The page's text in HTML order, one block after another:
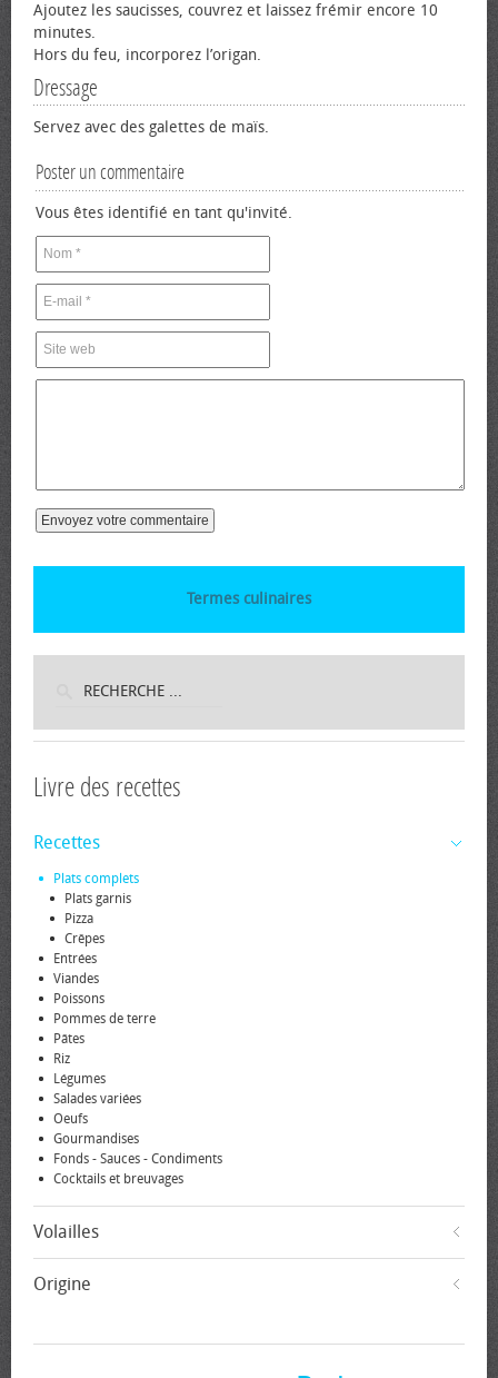
Ajoutez les saucisses, couvrez et laissez frémir encore 10
minutes.
Hors du feu, incorporez l’origan.
Dressage
Servez avec des galettes de maïs.
Poster un commentaire
Vous êtes identifié en tant qu'invité.
Termes culinaires
Livre des recettes
Recettes
Plats complets
Plats garnis
Pizza
Crêpes
Entrées
Viandes
Poissons
Pommes de terre
Pâtes
Riz
Légumes
Salades variées
Oeufs
Gourmandises
Fonds - Sauces - Condiments
Cocktails et breuvages
Volailles
Origine